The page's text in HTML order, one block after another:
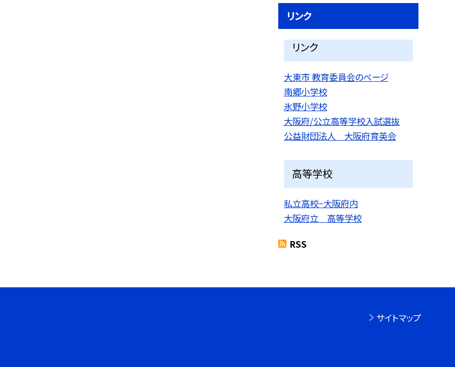
リンク
リンク
大東市 教育委員会のページ
南郷小学校
氷野小学校
大阪府/公立高等学校入試選抜
公益財団法人 大阪府育英会
高等学校
私立高校−大阪府内
大阪府立 高等学校
RSS
サイトマップ